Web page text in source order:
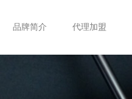
品牌简介 代理加盟